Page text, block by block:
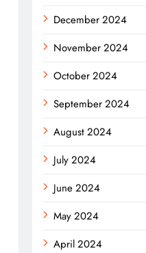
December 2024
November 2024
October 2024
September 2024
August 2024
July 2024
June 2024
May 2024
April 2024